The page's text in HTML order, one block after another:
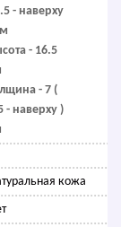
- наверху
- 16.5
- 7 (
- наверху )
кожа